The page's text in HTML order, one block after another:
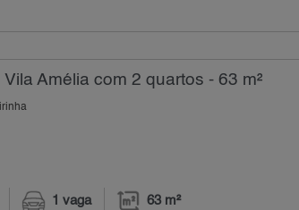
Amélia com 2 quartos - 63 m²
1 vaga 63 m²